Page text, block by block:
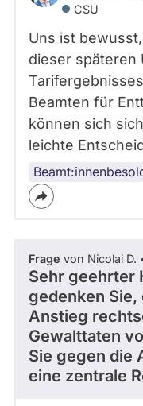
CSU
Uns ist
dieser späteren
Beamten für
können sich
leichte
Frage von Nicolai D.
Sehr geehrter
gedenken
Anstieg
Gewalttaten
Sie gegen die
eine zentrale